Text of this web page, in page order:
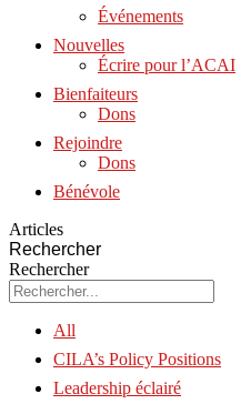
Événements
Nouvelles
Écrire pour l’ACAI
Bienfaiteurs
Dons
Rejoindre
Dons
Bénévole
Articles
Rechercher
Rechercher
All
CILA’s Policy Positions
Leadership éclairé